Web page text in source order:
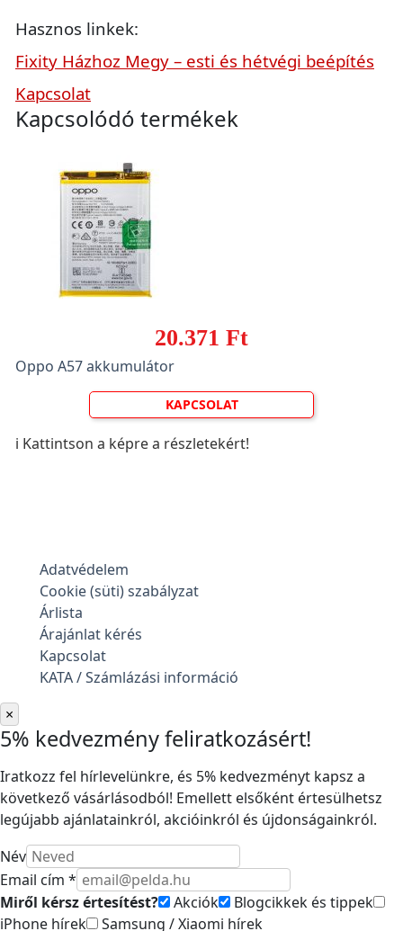
Hasznos linkek:
Fixity Házhoz Megy – esti és hétvégi beépítés
Kapcsolat
Kapcsolódó termékek
20.371 Ft
Oppo A57 akkumulátor
KAPCSOLAT
ℹ️ Kattintson a képre a részletekért!
Adatvédelem
Cookie (süti) szabályzat
Árlista
Árajánlat kérés
Kapcsolat
KATA / Számlázási információ
×
5% kedvezmény feliratkozásért!
Iratkozz fel hírlevelünkre, és 5% kedvezményt kapsz a
következő vásárlásodból! Emellett elsőként értesülhetsz
legújabb ajánlatainkról, akcióinkról és újdonságainkról.
Név
Email cím *
Miről kérsz értesítést?
Akciók
Blogcikkek és tippek
iPhone hírek
Samsung / Xiaomi hírek